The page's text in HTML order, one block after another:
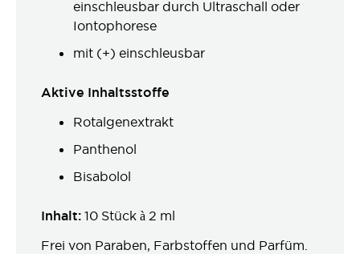
einschleusbar durch Ultraschall oder
Iontophorese
mit (+) einschleusbar
Aktive Inhaltsstoffe
Rotalgenextrakt
Panthenol
Bisabolol
Inhalt: 10 Stück à 2 ml
Frei von Paraben, Farbstoffen und Parfüm.